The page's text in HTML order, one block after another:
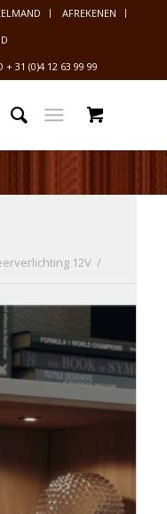
AFREKENEN
+ 31 (0)4 12 63 99 99
12V /